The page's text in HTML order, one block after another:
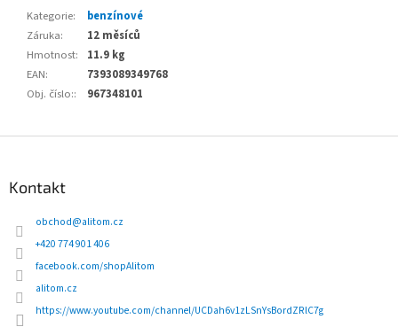
Kategorie:
benzínové
Záruka:
12 měsíců
Hmotnost:
11.9 kg
EAN:
7393089349768
Obj. číslo:: 967348101
Kontakt
obchod@alitom.cz
+420 774 901 406
facebook.com/shopAlitom
alitom.cz
https://www.youtube.com/channel/UCDah6v1zLSnYsBordZRlC7g